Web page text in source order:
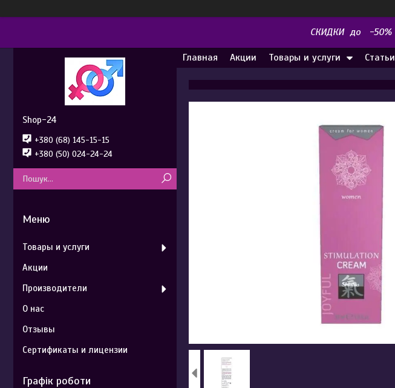
СКИДКИ до -50%
Главная Акции Товары и услуги Статьи
Shop-24
+380 (68) 145-15-15
+380 (50) 024-24-24
Товары и услуги
Акции
Производители
О нас
Отзывы
Сертификаты и лицензии
Графік роботи